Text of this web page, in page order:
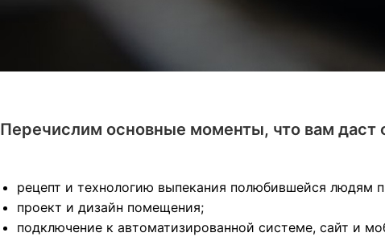
Перечислим основные моменты, что вам даст
рецепт и технологию выпекания полюбившейся людям
проект и дизайн помещения;
подключение к автоматизированной системе, сайт и